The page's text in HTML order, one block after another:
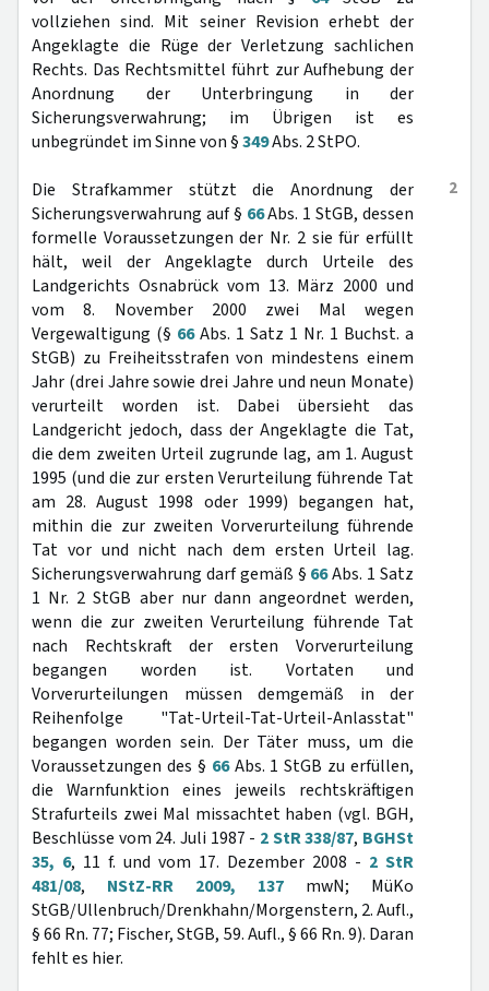
vollziehen sind. Mit seiner Revision erhebt der
Angeklagte die Rüge der Verletzung sachlichen
Rechts. Das Rechtsmittel führt zur Aufhebung der
Anordnung der Unterbringung in der
Sicherungsverwahrung; im Übrigen ist es
unbegründet im Sinne von §349Abs. 2 StPO.
2
Die Strafkammer stützt die Anordnung der
Sicherungsverwahrung auf § 66Abs. 1 StGB, dessen
formelle Voraussetzungen der Nr. 2 sie für erfüllt
hält, weil der Angeklagte durch Urteile des
Landgerichts Osnabrück vom 13. März 2000 und
vom 8. November 2000 zwei Mal wegen
Vergewaltigung (§ 66Abs. 1 Satz 1 Nr. 1 Buchst. a
StGB) zu Freiheitsstrafen von mindestens einem
Jahr (drei Jahre sowie drei Jahre und neun Monate)
verurteilt worden ist. Dabei übersieht das
Landgericht jedoch, dass der Angeklagte die Tat,
die dem zweiten Urteil zugrunde lag, am 1. August
1995 (und die zur ersten Verurteilung führende Tat
am 28. August 1998 oder 1999) begangen hat,
mithin die zur zweiten Vorverurteilung führende
Tat vor und nicht nach dem ersten Urteil lag.
Sicherungsverwahrung darf gemäß § 66Abs. 1 Satz
1 Nr. 2 StGB aber nur dann angeordnet werden,
wenn die zur zweiten Verurteilung führende Tat
nach Rechtskraft der ersten Vorverurteilung
begangen worden ist. Vortaten und
Vorverurteilungen müssen demgemäß in der
Reihenfolge "Tat-Urteil-Tat-Urteil-Anlasstat"
begangen worden sein. Der Täter muss, um die
Voraussetzungen des § 66Abs. 1 StGB zu erfüllen,
die Warnfunktion eines jeweils rechtskräftigen
Strafurteils zwei Mal missachtet haben (vgl. BGH,
Beschlüsse vom 24. Juli 1987 - 2 StR 338/87, BGHSt
35, 6, 11 f. und vom 17. Dezember 2008 - 2 StR
481/08, NStZ-RR 2009, 137 mwN; MüKo
StGB/Ullenbruch/Drenkhahn/Morgenstern, 2. Aufl.,
§ 66 Rn. 77; Fischer, StGB, 59. Aufl., § 66 Rn. 9). Daran
fehlt es hier.